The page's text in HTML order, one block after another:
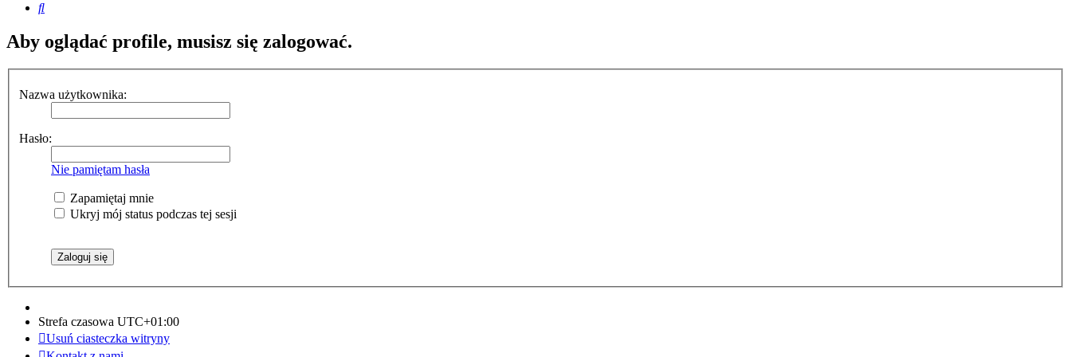
Szukaj
Aby oglądać profile, musisz się zalogować.
Nazwa użytkownika:
Hasło:
Nie pamiętam hasła
Zapamiętaj mnie
Ukryj mój status podczas tej sesji
Strefa czasowa UTC+01:00
Usuń ciasteczka witryny